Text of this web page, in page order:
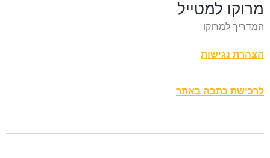
מרוקו למטייל
המדריך למרוקו
הצהרת נגישות
לרכישת כתבה באתר